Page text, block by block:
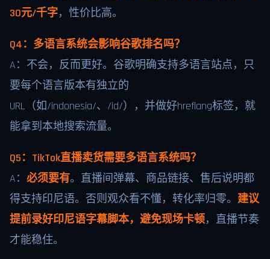
30元/千字，性价比高。
Q4：多语言系统会影响谷歌排名吗？
A：不会，反而更好。谷歌明确支持多语言站点，只
要每个语言版本有独立的
URL（如/indonesia/、/id/），并做好hreflang标签，就
能拿到本地搜索流量。
Q5：TikTok直播卖货需要多语言系统吗？
A： 必须要有。直播间弹幕、商品链接、售后说明都
得支持印尼语。否则观众看不懂，转化率归零。 建议
提前录好印尼语字幕脚本，避免现场卡顿，直播节奏
才能稳住。